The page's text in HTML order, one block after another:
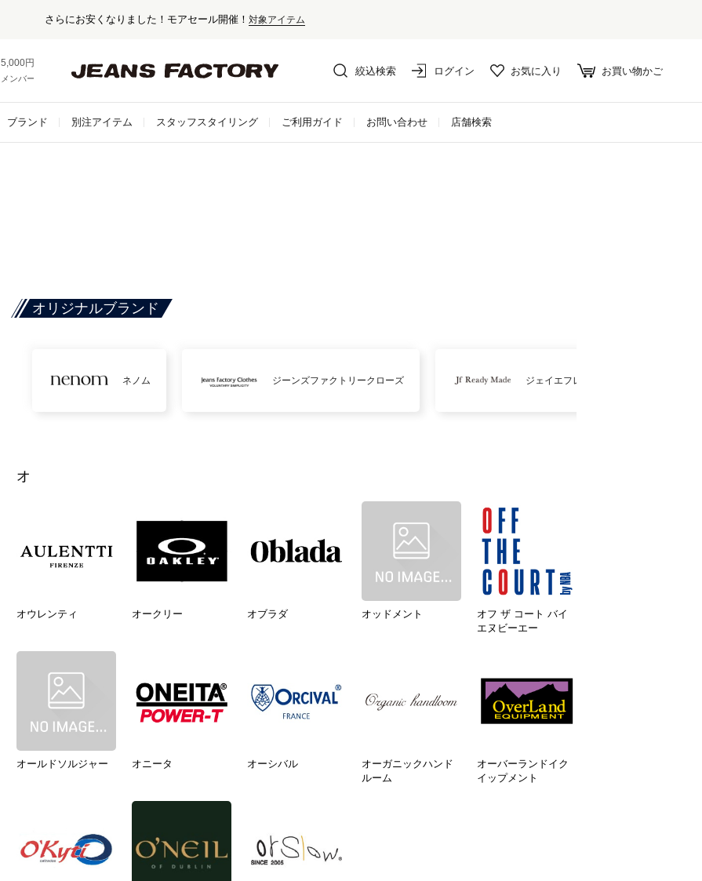
さらにお安くなりました！モアセール開催！ 対象アイテム
5,000円以上お買い上げで送料無料！
メンバー登録でお得な情報をゲット。さらに詳しく
絞込検索 ログイン お気に入り お買い物かご
ブランド 別注アイテム スタッフスタイリング ご利用ガイド お問い合わせ 店舗検索
オリジナルブランド
ネノム ジーンズファクトリークローズ ジェイエフレディメイド
オ
オウレンティ オークリー オブラダ オッドメント
オフ ザ コート バイ
エヌビーエー
オールドソルジャー オニータ オーシバル
オーガニックハンド
ルーム
オーバーランドイク
イップメント